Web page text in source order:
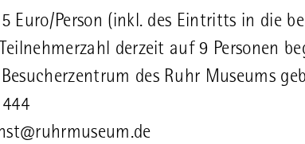
Euro/Person (inkl. des Eintritts in die
derzeit auf 9 Personen
des Ruhr Museums